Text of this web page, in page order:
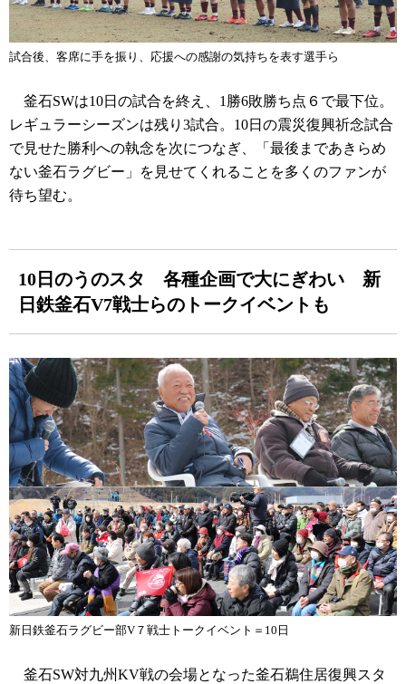
試合後、客席に手を振り、応援への感謝の気持ちを表す選手ら
釜石SWは10日の試合を終え、1勝6敗勝ち点６で最下位。
レギュラーシーズンは残り3試合。10日の震災復興祈念試合
で見せた勝利への執念を次につなぎ、「最後まであきらめ
ない釜石ラグビー」を見せてくれることを多くのファンが
待ち望む。
10日のうのスタ 各種企画で大にぎわい 新
日鉄釜石V7戦士らのトークイベントも
新日鉄釜石ラグビー部V７戦士トークイベント＝10日
釜石SW対九州KV戦の会場となった釜石鵜住居復興スタ